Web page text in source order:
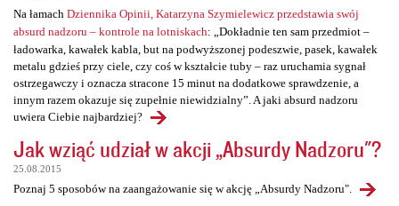
Na łamach Dziennika Opinii, Katarzyna Szymielewicz przedstawia swój
absurd nadzoru – kontrole na lotniskach: „Dokładnie ten sam przedmiot –
ładowarka, kawałek kabla, but na podwyższonej podeszwie, pasek, kawałek
metalu gdzieś przy ciele, czy coś w kształcie tuby – raz uruchamia sygnał
ostrzegawczy i oznacza stracone 15 minut na dodatkowe sprawdzenie, a
innym razem okazuje się zupełnie niewidzialny”. A jaki absurd nadzoru
uwiera Ciebie najbardziej?
Jak wziąć udział w akcji „Absurdy Nadzoru"?
25.08.2015
Poznaj 5 sposobów na zaangażowanie się w akcję „Absurdy Nadzoru".